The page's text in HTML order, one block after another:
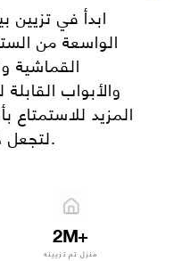
ابدأ في تزيين
القماشية
والأبواب
المزيد
Sedar لتجعل خيالك ينبض بالحياة.
2M+
منزل تم تزيينه